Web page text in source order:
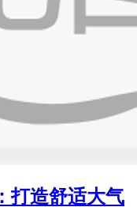
打造舒适大气